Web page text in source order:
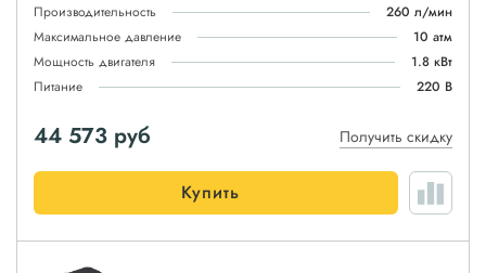
Производительность
260 л/мин
Максимальное давление
10 атм
Мощность двигателя
1.8 кВт
Питание
220 В
44 573 руб Получить скидку
Купить